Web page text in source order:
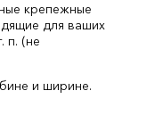
крепежные
для ваших
п. (не
и ширине.